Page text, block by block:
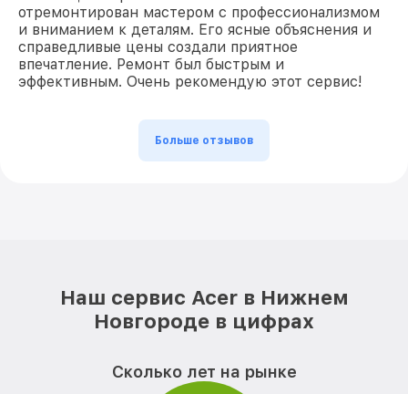
отремонтирован мастером с профессионализмом
и вниманием к деталям. Его ясные объяснения и
справедливые цены создали приятное
впечатление. Ремонт был быстрым и
эффективным. Очень рекомендую этот сервис!
Больше отзывов
Наш сервис Acer в Нижнем
Новгороде в цифрах
Сколько лет на рынке